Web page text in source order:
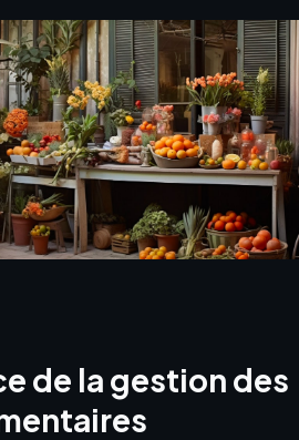
de la gestion des